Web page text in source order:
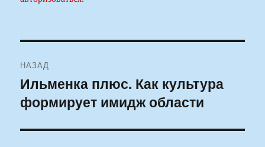
по
записям
НАЗАД
Предыдущая
запись:
Ильменка плюс. Как культура
формирует имидж области